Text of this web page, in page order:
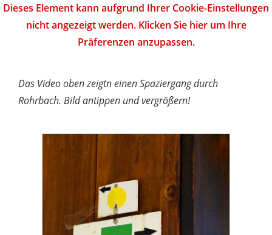
Dieses Element kann aufgrund Ihrer Cookie-Einstellungen
nicht angezeigt werden. Klicken Sie hier um Ihre
Präferenzen anzupassen.
Das Video oben zeigtn einen Spaziergang durch
Rohrbach. Bild antippen und vergrößern!